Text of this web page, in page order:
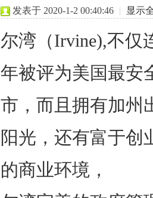
发表于 2020-1-2 00:40:46 | 显示
尔湾（Irvine),不仅
年被评为美国最安
市，而且拥有加州
阳光，还有富于创
的商业环境，